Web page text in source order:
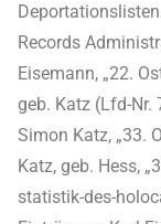
Records
Eisemann, „22.
geb. Katz (Lfd-Nr.
Simon Katz, „33.
Katz, geb. Hess,
statistik-des-